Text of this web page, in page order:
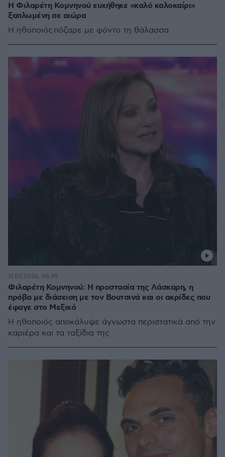
Η Φιλαρέτη Κομνηνού ευχήθηκε «καλό καλοκαίρι»
ξαπλωμένη σε αιώρα
Η ηθοποιός πόζαρε με φόντο τη θάλασσα
Φιλαρέτη Κομνηνού: Η προστασία της Λάσκαρη, η
πρόβα με διάσειση με τον Βουτσινά και οι ακρίδες που
έφαγε στο Μεξικό
Η ηθοποιός αποκάλυψε άγνωστα περιστατικά από την
καριέρα και τα ταξίδια της
11.03.2026, 06:49